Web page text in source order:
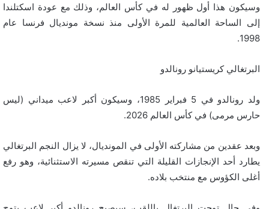
وسيكون هذا أول ظهور له في كأس العالم، وذلك مع عودة اسكتلندا
إلى الساحة العالمية للمرة الأولى منذ نسخة مونديال فرنسا عام
1998.
البرتغالي كريستيانو رونالدو
ولد رونالدو في 5 فبراير 1985، وسيكون أكبر لاعب ميداني (ليس
حارس مرمى) في كأس العالم 2026.
وبعد عقدين من مشاركته الأولى في المونديال، لا يزال النجم البرتغالي
يطارد أحد الإنجازات القليلة التي تنقص مسيرته الاستثنائية، وهو رفع
أغلى الكؤوس مع منتخب بلاده.